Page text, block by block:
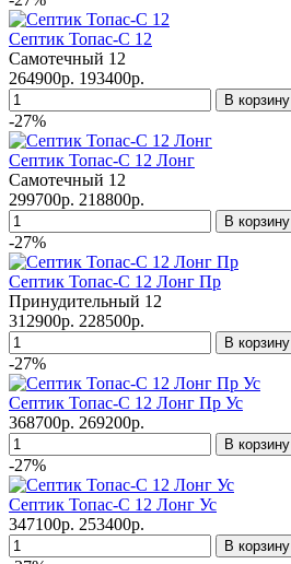
Септик Топас-С 12
Самотечный 12
264900р. 193400р.
В корзину
-27%
Септик Топас-С 12 Лонг
Самотечный 12
299700р. 218800р.
В корзину
-27%
Септик Топас-С 12 Лонг Пр
Принудительный 12
312900р. 228500р.
В корзину
-27%
Септик Топас-С 12 Лонг Пр Ус
368700р. 269200р.
В корзину
-27%
Септик Топас-С 12 Лонг Ус
347100р. 253400р.
В корзину